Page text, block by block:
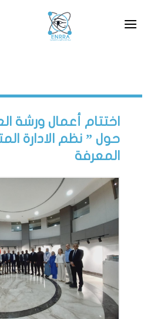
اختتام أعمال ورشة
حول ” نظم الادارة
المعرفة